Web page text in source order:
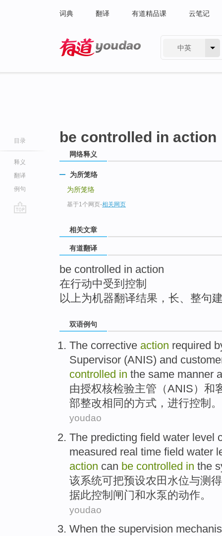
词典 翻译 有道精品课 云笔记
中英
目录
释义
翻译
例句
be controlled in action
网络释义
为所笼络
为所笼络
基于1个网页-相关网页
相关文章
有道翻译
be controlled in action
在行动中受到控制
以上为机器翻译结果，长、整句
双语例句
The corrective action required
Supervisor (ANIS) and
controlled in the same manner
由授权核检验主管 （ANIS） 和
部整改相同 的方式 ， 进行控制 。
youdao
The predicting field water level
measured real time field water
action can be controlled in the
该系统可把预设农田 水位与测 得
据此控制 闸门和水泵的动作。
youdao
When the supervision